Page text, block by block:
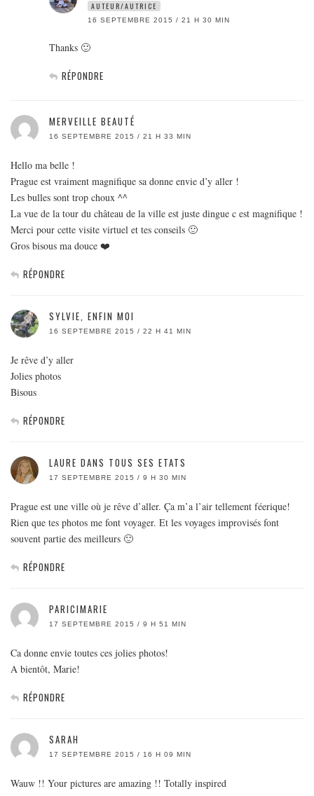
AUTEUR/AUTRICE
16 SEPTEMBRE 2015 / 21 H 30 MIN
Thanks 🙂
RÉPONDRE
MERVEILLE BEAUTÉ
16 SEPTEMBRE 2015 / 21 H 33 MIN
Hello ma belle !
Prague est vraiment magnifique sa donne envie d’y aller !
Les bulles sont trop choux ^^
La vue de la tour du château de la ville est juste dingue c est magnifique !
Merci pour cette visite virtuel et tes conseils 🙂
Gros bisous ma douce ❤️
RÉPONDRE
SYLVIE, ENFIN MOI
16 SEPTEMBRE 2015 / 22 H 41 MIN
Je rêve d’y aller
Jolies photos
Bisous
RÉPONDRE
LAURE DANS TOUS SES ETATS
17 SEPTEMBRE 2015 / 9 H 30 MIN
Prague est une ville où je rêve d’aller. Ça m’a l’air tellement féerique!
Rien que tes photos me font voyager. Et les voyages improvisés font
souvent partie des meilleurs 🙂
RÉPONDRE
PARICIMARIE
17 SEPTEMBRE 2015 / 9 H 51 MIN
Ca donne envie toutes ces jolies photos!
A bientôt, Marie!
RÉPONDRE
SARAH
17 SEPTEMBRE 2015 / 16 H 09 MIN
Wauw !! Your pictures are amazing !! Totally inspired